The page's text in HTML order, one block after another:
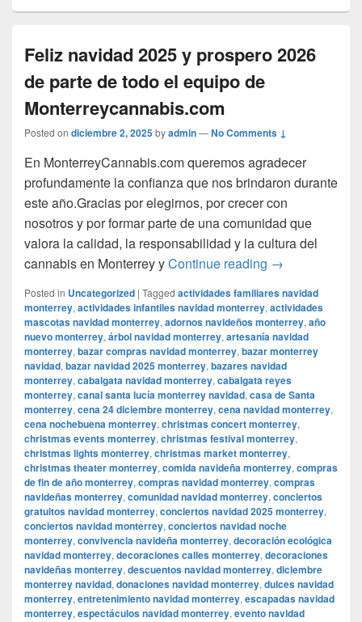
Feliz navidad 2025 y prospero 2026
de parte de todo el equipo de
Monterreycannabis.com
Posted on diciembre 2, 2025byadmin—No Comments ↓
En MonterreyCannabis.com queremos agradecer
profundamente la confianza que nos brindaron durante
este año.Gracias por elegirnos, por crecer con
nosotros y por formar parte de una comunidad que
valora la calidad, la responsabilidad y la cultura del
cannabis en Monterrey yContinue reading Feliz navidad
→
Posted in Uncategorized | Tagged actividades familiares navidad
monterrey, actividades infantiles navidad monterrey, actividades
mascotas navidad monterrey, adornos navideños monterrey, año
nuevo monterrey, árbol navidad monterrey, artesanía navidad
monterrey, bazar compras navidad monterrey, bazar monterrey
navidad, bazar navidad 2025 monterrey, bazares navidad
monterrey, cabalgata navidad monterrey, cabalgata reyes
monterrey, canal santa lucía monterrey navidad, casa de Santa
monterrey, cena 24 diciembre monterrey, cena navidad monterrey,
cena nochebuena monterrey, christmas concert monterrey,
christmas events monterrey, christmas festival monterrey,
christmas lights monterrey, christmas market monterrey,
christmas theater monterrey, comida navideña monterrey, compras
de fin de año monterrey, compras navidad monterrey, compras
navideñas monterrey, comunidad navidad monterrey, conciertos
gratuitos navidad monterrey, conciertos navidad 2025 monterrey,
conciertos navidad monterrey, conciertos navidad noche
monterrey, convivencia navideña monterrey, decoración ecológica
navidad monterrey, decoraciones calles monterrey, decoraciones
navideñas monterrey, descuentos navidad monterrey, diciembre
monterrey navidad, donaciones navidad monterrey, dulces navidad
monterrey, entretenimiento navidad monterrey, escapadas navidad
monterrey, espectáculos navidad monterrey, evento navidad